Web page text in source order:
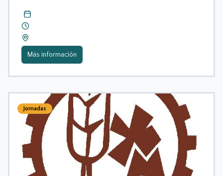
Más información
Jornadas